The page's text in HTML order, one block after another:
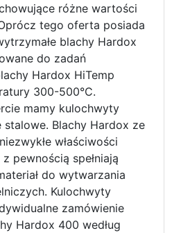
różne wartości
tego oferta posiada
blachy Hardox
do zadań
Hardox HiTemp
300-500°C.
mamy kulochwyty
Blachy Hardox ze
właściwości
pewnością spełniają
do wytwarzania
Kulochwyty
zamówienie
Hardox 400 według